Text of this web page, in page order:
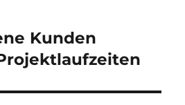
Kunden